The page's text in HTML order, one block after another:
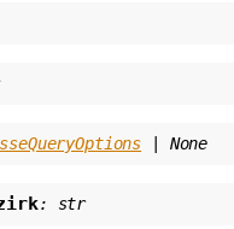
None
: str